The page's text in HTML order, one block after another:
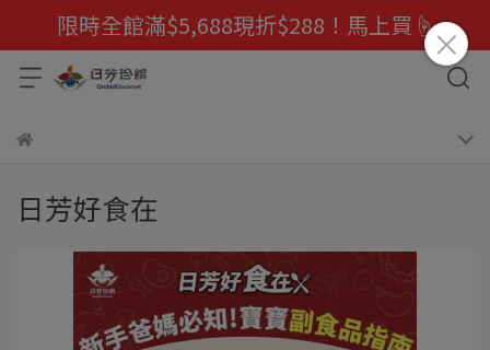
限時全館滿$5,688現折$288！馬上買☝️
日芳好食在